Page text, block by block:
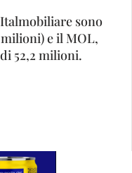
sono
milioni) e il MOL,
52,2 milioni.